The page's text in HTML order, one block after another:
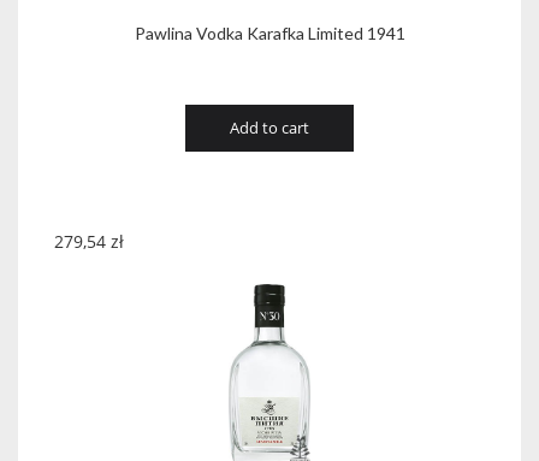
Pawlina Vodka Karafka Limited 1941
Add to cart
279,54 zł